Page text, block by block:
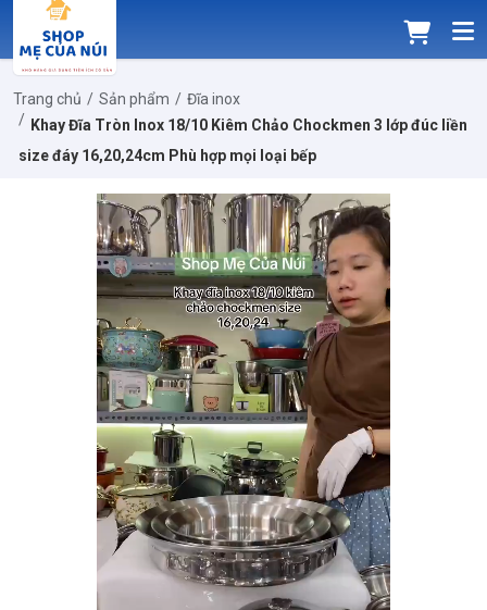
Trang chủ Sản phẩm
Đĩa inox
Khay Đĩa Tròn Inox 18/10 Kiêm Chảo Chockmen 3 lớp đúc liền
size đáy 16,20,24cm Phù hợp mọi loại bếp